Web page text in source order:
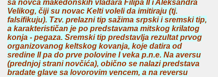
sa novca makedonskih vladara Filipa II i Aleksandra
Velikog, čiji su novac Kelti voleli da imitiraju (tj.
falsifikuju). Tzv. prelazni tip sažima srpski i sremski tip,
a karakterističan je po predstavama mitskog krilatog
konja - pegaza. Sremski tip predstavlja rezultat prvog
organizovanog keltskog kovanja, koje datira od
sredine II pa do prve polovine I veka p.n.e. Na aversu
(prednjoj strani novčića), obično se nalazi predstava
bradate glave sa lovorovim vencem, a na reversu